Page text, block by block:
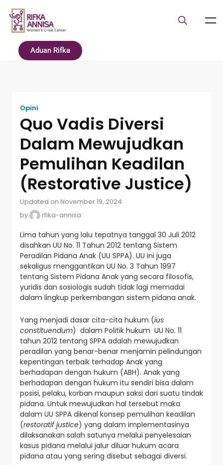
Aduan Rifka
Opini
Quo Vadis Diversi
Dalam Mewujudkan
Pemulihan Keadilan
(Restorative Justice)
Updated on November 19, 2024
by
rfika-annisa
Lima tahun yang lalu tepatnya tanggal 30 Juli 2012
disahkan UU No. 11 Tahun 2012 tentang Sistem
Peradilan Pidana Anak (UU SPPA). UU ini juga
sekaligus menggantikan UU No. 3 Tahun 1997
tentang Sistem Pidana Anak yang secara filosofis,
yuridis dan sosiologis sudah tidak lagi memadai
dalam lingkup perkembangan sistem pidana anak.
Yang menjadi dasar cita-cita hukum (ius
constituendum) dalam Politik hukum UU No. 11
tahun 2012 tentang SPPA adalah mewujudkan
peradilan yang benar-benar menjamin pelindungan
kepentingan terbaik terhadap Anak yang
berhadapan dengan hukum (ABH). Anak yang
berhadapan dengan hukum itu sendiri bisa dalam
posisi, pelaku, korban maupun saksi dari suatu tindak
pidana. Untuk mewujudkan hal tersebut maka
dalam UU SPPA dikenal konsep pemulihan keadilan
(restoratif justice) yang dalam implementasinya
dilaksanakan salah satunya melalui penyelesaian
kasus pidana melalui jalur diluar hukum acara
pidana atau yang sering disebut sebagai diversi.